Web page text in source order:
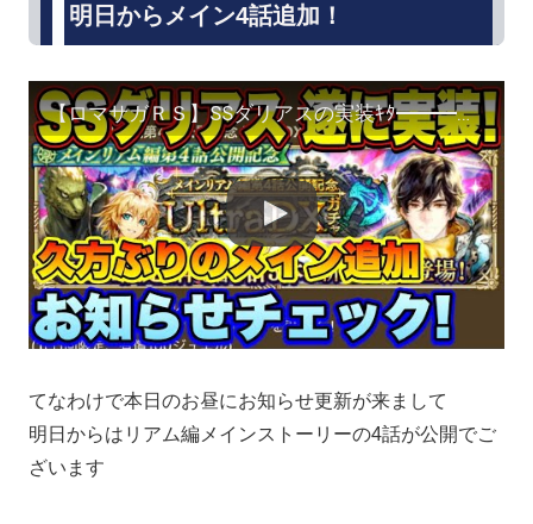
明日からメイン4話追加！
【ロマサガＲＳ】SSダリアスの実装ｷﾀ━━━━(ﾟ∀ﾟ)━━━━!!明日からメイン追加！お知らせ確認雑談動画！【ロマサガリユニバース】【ロマンシングサガリユニバース】
てなわけで本日のお昼にお知らせ更新が来まして
明日からはリアム編メインストーリーの4話が公開でご
ざいます